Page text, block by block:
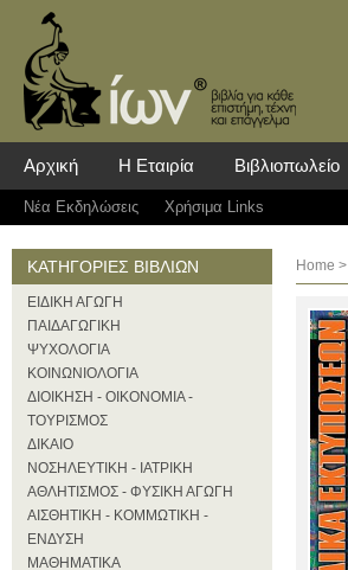
Αρχική Η Εταιρία Βιβλιοπωλείο
Νέα Eκδηλώσεις Χρήσιμα Links
ΚΑΤΗΓΟΡΙΕΣ ΒΙΒΛΙΩΝ
ΕΙΔΙΚΗ ΑΓΩΓΗ
ΠΑΙΔΑΓΩΓΙΚΗ
ΨΥΧΟΛΟΓΙΑ
ΚΟΙΝΩΝΙΟΛΟΓΙΑ
ΔΙΟΙΚΗΣΗ - ΟΙΚΟΝΟΜΙΑ -
ΤΟΥΡΙΣΜΟΣ
ΔΙΚΑΙΟ
ΝΟΣΗΛΕΥΤΙΚΗ - ΙΑΤΡΙΚΗ
ΑΘΛΗΤΙΣΜΟΣ - ΦΥΣΙΚΗ ΑΓΩΓΗ
ΑΙΣΘΗΤΙΚΗ - ΚΟΜΜΩΤΙΚΗ -
ΕΝΔΥΣΗ
ΜΑΘΗΜΑΤΙΚΑ
Home >